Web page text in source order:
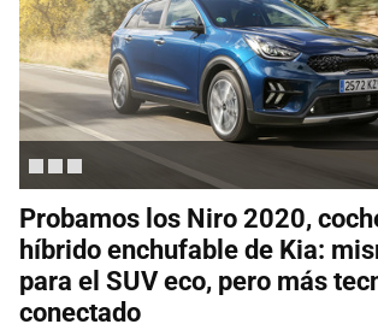
Probamos los Niro 2020,
híbrido enchufable de Kia:
para el SUV eco, pero más
conectado